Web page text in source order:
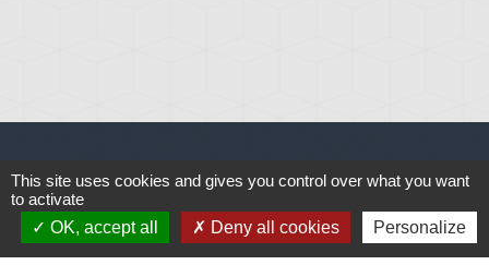
Liens
Météo
This site uses cookies and gives you control over what you want
to activate
OK, accept all
Deny all cookies Personalize